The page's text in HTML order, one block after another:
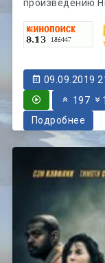
произведению
09.09.2019
197
Подробнее